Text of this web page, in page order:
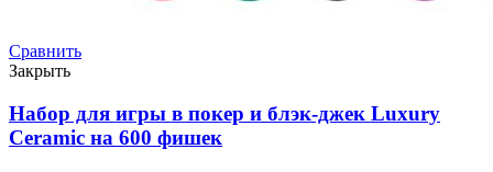
Сравнить
Закрыть
Набор для игры в покер и блэк-джек Luxury
Ceramic на 600 фишек